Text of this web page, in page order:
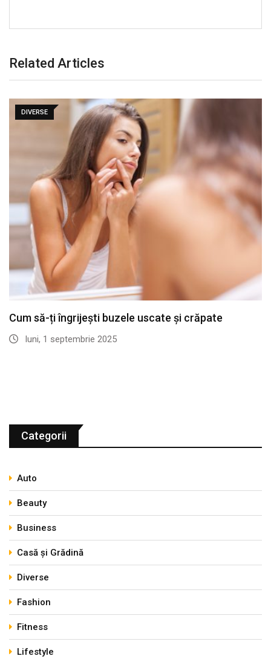
Related Articles
DIVERSE
Cum să-ți îngrijești buzele uscate și crăpate
luni, 1 septembrie 2025
Categorii
Auto
Beauty
Business
Casă și Grădină
Diverse
Fashion
Fitness
Lifestyle